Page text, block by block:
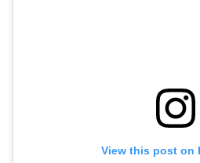
View this post on